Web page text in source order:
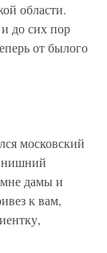
области.
до сих пор
от былого
московский
дамы и
к вам,